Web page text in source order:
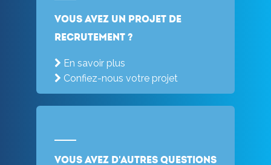
Vous avez un projet de
recrutement ?
En savoir plus
Confiez-nous votre projet
Vous avez d'autres questions